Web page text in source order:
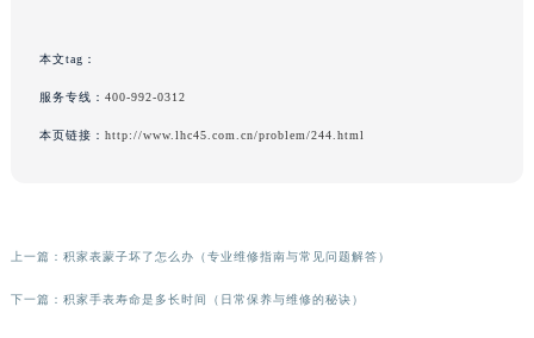
本文tag：
服务专线： 400-992-0312
本页链接： http://www.lhc45.com.cn/problem/244.html
上一篇： 积家表蒙子坏了怎么办（专业维修指南与常见问题解答）
下一篇： 积家手表寿命是多长时间（日常保养与维修的秘诀）